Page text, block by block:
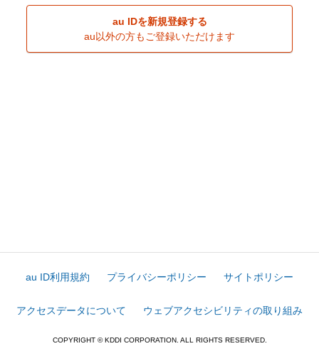
au IDを新規登録する
au以外の方もご登録いただけます
au ID利用規約 プライバシーポリシー サイトポリシー
アクセスデータについて ウェブアクセシビリティの取り組み
COPYRIGHT © KDDI CORPORATION. ALL RIGHTS RESERVED.